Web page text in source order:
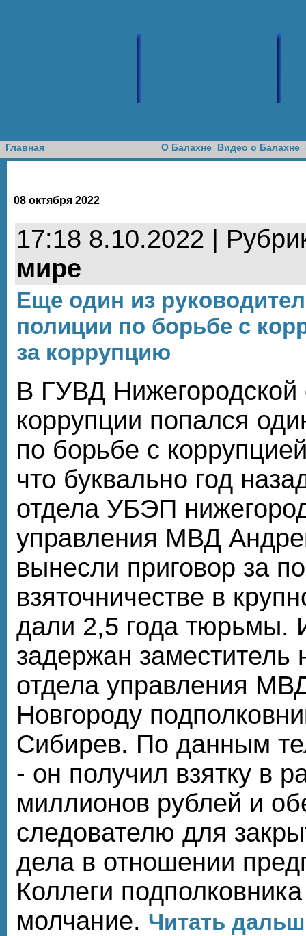
Главная О Балахне Видео о Балахне
08 октября 2022
17:18 8.10.2022 |
мире
Еще один из
полиции по борьбе с
за коррупцию
В ГУВД Нижегородской
коррупции попался
по борьбе с
что буквально год
отдела УБЭП
управления МВД
вынесли приговор за
взяточничестве в
дали 2,5 года тюрьмы.
задержан заместитель
отдела управления
Новгороду
Сибирев. По данным
- он получил взятку в
миллионов рублей и
следователю для
дела в отношении
Коллеги
молчание. Читать